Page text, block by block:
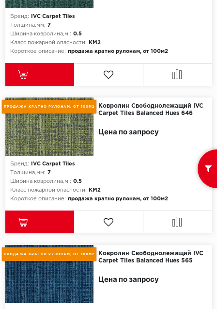
Бренд:
IVC Carpet Tiles
Толщина,мм: 7
Ширина ковролина,м : 0.5
Класс пожарной опасности:
КМ2
Короткое описание: продажа кратно рулонам, от 100м2
ПРОДАЖА КРАТНО РУЛОНАМ, ОТ 100М2
Ковролин Свободнолежащий IVC
Carpet Tiles Balanced Hues 646
Бренд:
IVC Carpet Tiles
Толщина,мм: 7
Ширина ковролина,м : 0.5
Класс пожарной опасности:
КМ2
Короткое описание: продажа кратно рулонам, от 100м2
Цена по запросу
ПРОДАЖА КРАТНО РУЛОНАМ, ОТ 100М2
Ковролин Свободнолежащий IVC
Carpet Tiles Balanced Hues 565
Цена по запросу